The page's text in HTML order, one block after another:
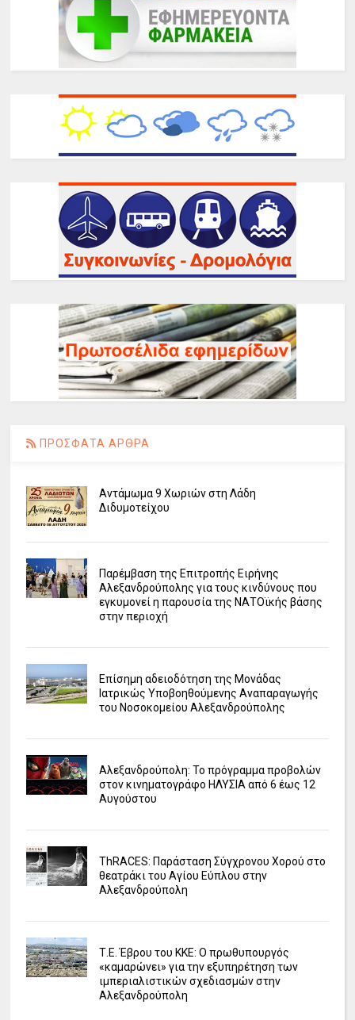
ΠΡΟΣΦΑΤΑ ΑΡΘΡΑ
Αντάμωμα 9 Χωριών στη Λάδη
Διδυμοτείχου
Παρέμβαση της Επιτροπής Ειρήνης
Αλεξανδρούπολης για τους κινδύνους που
εγκυμονεί η παρουσία της ΝΑΤΟϊκής βάσης
στην περιοχή
Επίσημη αδειοδότηση της Μονάδας
Ιατρικώς Υποβοηθούμενης Αναπαραγωγής
του Νοσοκομείου Αλεξανδρούπολης
Αλεξανδρούπολη: Το πρόγραμμα προβολών
στον κινηματογράφο ΗΛΥΣΙΑ από 6 έως 12
Αυγούστου
ΤhRACES: Παράσταση Σύγχρονου Χορού στο
θεατράκι του Αγίου Εύπλου στην
Αλεξανδρούπολη
Τ.Ε. Έβρου του ΚΚΕ: Ο πρωθυπουργός
«καμαρώνει» για την εξυπηρέτηση των
ιμπεριαλιστικών σχεδιασμών στην
Αλεξανδρούπολη